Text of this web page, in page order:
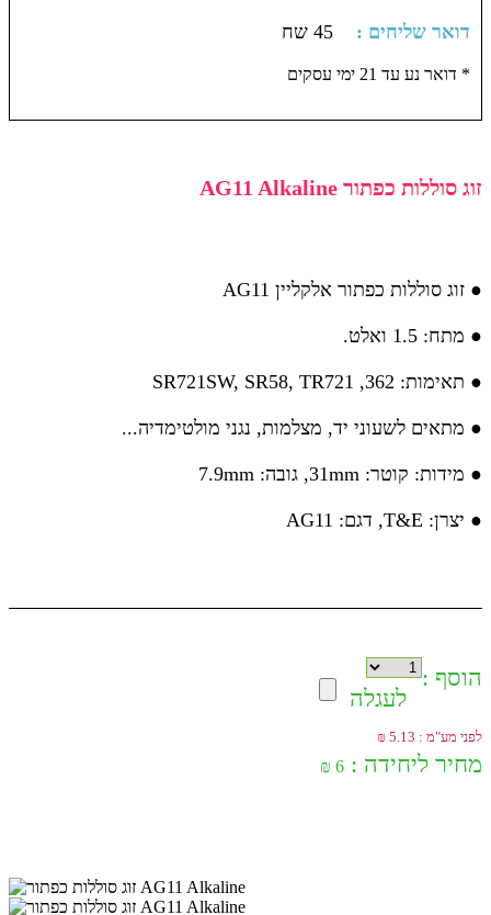
: דואר שליחים
45 שח
דואר נע עד 21 ימי עסקים *
זוג סוללות כפתור AG11 Alkaline
● זוג סוללות כפתור אלקליין AG11
● מתח: 1.5 ואלט.
● תאימות: 362, SR721SW, SR58, TR721
● מתאים לשעוני יד, מצלמות, נגני מולטימדיה...
● מידות: קוטר: 31mm, גובה: 7.9mm
● יצרן: T&E, דגם: AG11
הוסף :
לעגלה
לפני מע"מ : 5.13 ₪
מחיר ליחידה : 6 ₪